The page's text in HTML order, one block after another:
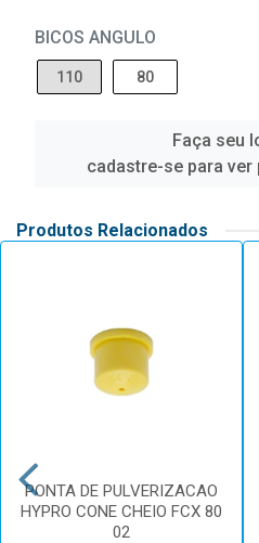
BICOS ANGULO
110 80
Faça seu
cadastre-se para
Produtos Relacionados
PONTA DE PULVERIZACAO
HYPRO CONE CHEIO FCX 80
02